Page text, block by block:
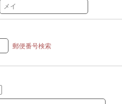
郵便番号検索